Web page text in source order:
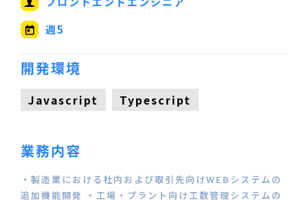
週5
開発環境
Javascript Typescript
業務内容
・製造業における社内および取引先向けWEBシステムの
追加機能開発 ・工場・プラント向け工数管理システムの